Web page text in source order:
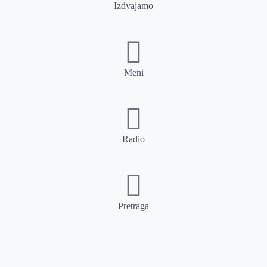
Izdvajamo
Meni
Radio
Pretraga